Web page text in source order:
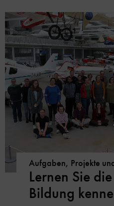
Aufgaben, Projekte
Lernen Sie
Bildung